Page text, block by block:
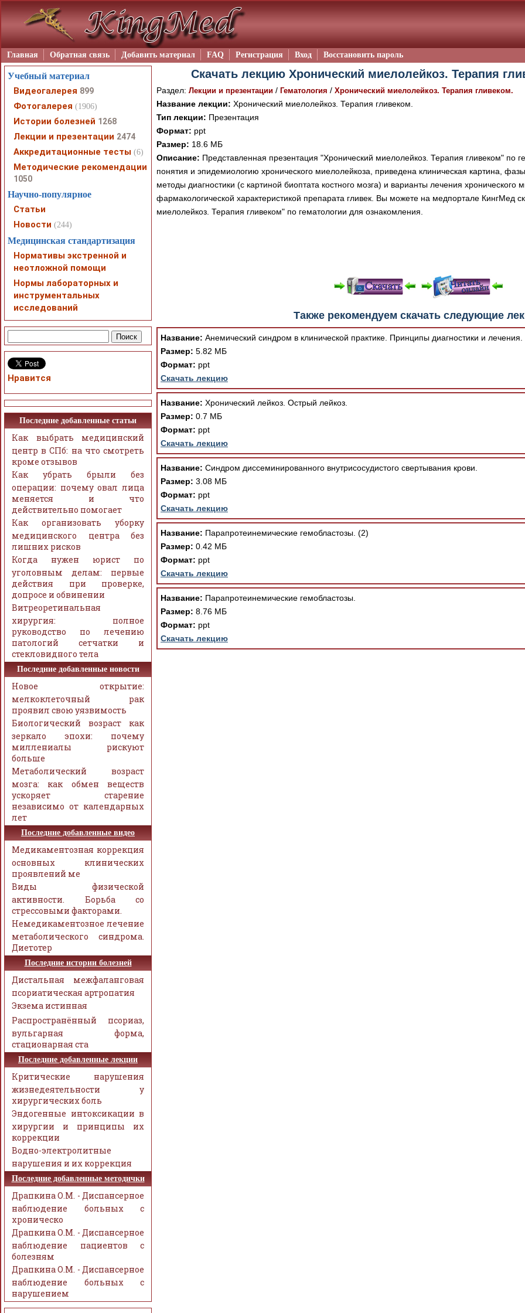
Главная Обратная связь Добавить материал FAQ Регистрация Вход Восстановить пароль
Скачать лекцию Хронический миелолейкоз. Терапия
Раздел: Лекции и презентации / Гематология / Хронический миелолейкоз. Терапия гливеком.
Название лекции: Хронический миелолейкоз. Терапия гливеком.
Тип лекции: Презентация
Формат: ppt
Размер: 18.6 МБ
Описание: Представленная презентация "Хронический миелолейкоз. Терапия гливеком" по
понятия и эпидемиологию хронического миелолейкоза, приведена клиническая картина,
методы диагностики (с картиной биоптата костного мозга) и варианты лечения хронического
фармакологической характеристикой препарата гливек. Вы можете на медпортале КингМед
миелолейкоз. Терапия гливеком" по гематологии для ознакомления.
При просмотре в режиме "Читать онлайн" возможны различные ошибки отображения
поддержки Вашим браузером шрифтов и изменения размеров исходных шаблонов.
ошибка устраняется Вашим программным обеспечением автоматически.
Также рекомендуем скачать следующие
Название: Анемический синдром в клинической практике. Принципы диагностики и лечения.
Размер: 5.82 МБ
Формат: ppt
Скачать лекцию
Название: Хронический лейкоз. Острый лейкоз.
Размер: 0.7 МБ
Формат: ppt
Скачать лекцию
Название: Синдром диссеминированного внутрисосудистого свертывания крови.
Размер: 3.08 МБ
Формат: ppt
Скачать лекцию
Название: Парапротеинемические гемобластозы. (2)
Размер: 0.42 МБ
Формат: ppt
Скачать лекцию
Название: Парапротеинемические гемобластозы.
Размер: 8.76 МБ
Формат: ppt
Скачать лекцию
Учебный материал
Видеогалерея 899
Фотогалерея (1906)
Истории болезней 1268
Лекции и презентации 2474
Аккредитационные тесты (6)
Методические рекомендации
1050
Научно-популярное
Статьи
Новости (244)
Медицинская стандартизация
Нормативы экстренной и
неотложной помощи
Нормы лабораторных и
инструментальных
исследований
Нравится
Последние добавленные статьи
Как выбрать медицинский
центр в СПб: на что смотреть
кроме отзывов
Как убрать брыли без
операции: почему овал лица
меняется и что
действительно помогает
Как организовать уборку
медицинского центра без
лишних рисков
Когда нужен юрист по
уголовным делам: первые
действия при проверке,
допросе и обвинении
Витреоретинальная
хирургия: полное
руководство по лечению
патологий сетчатки и
стекловидного тела
Последние добавленные новости
Новое открытие:
мелкоклеточный рак
проявил свою уязвимость
Биологический возраст как
зеркало эпохи: почему
миллениалы рискуют
больше
Метаболический возраст
мозга: как обмен веществ
ускоряет старение
независимо от календарных
лет
Последние добавленные видео
Медикаментозная коррекция
основных клинических
проявлений ме
Виды физической
активности. Борьба со
стрессовыми факторами.
Немедикаментозное лечение
метаболического синдрома.
Диетотер
Последние истории болезней
Дистальная межфаланговая
псориатическая артропатия
Экзема истинная
Распространённый псориаз,
вульгарная форма,
стационарная ста
Последние добавленные лекции
Критические нарушения
жизнедеятельности у
хирургических боль
Эндогенные интоксикации в
хирургии и принципы их
коррекции
Водно-электролитные
нарушения и их коррекция
Последние добавленные методички
Драпкина О.М. - Диспансерное
наблюдение больных с
хроническо
Драпкина О.М. - Диспансерное
наблюдение пациентов с
болезням
Драпкина О.М. - Диспансерное
наблюдение больных с
нарушением